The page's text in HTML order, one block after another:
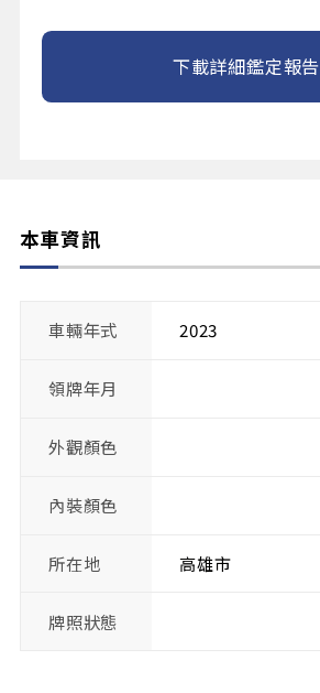
下載詳細鑑定報告
本車資訊
車輛年式 2023
領牌年月
外觀顏色
內裝顏色
所在地 高雄市
牌照狀態